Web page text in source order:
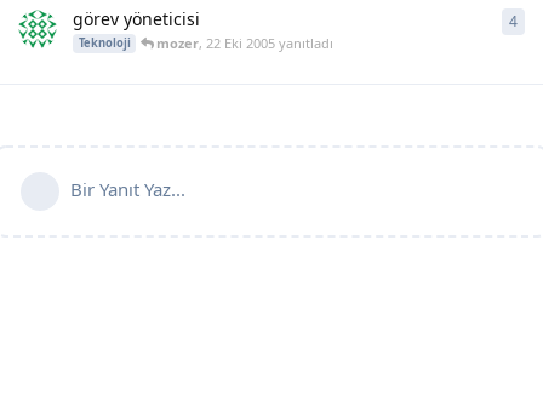
görev yöneticisi
Teknoloji mozer,22 Eki 2005 yanıtladı
4
Bir Yanıt Yaz...